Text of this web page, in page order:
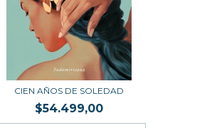
CIEN AÑOS DE SOLEDAD
$54.499,00